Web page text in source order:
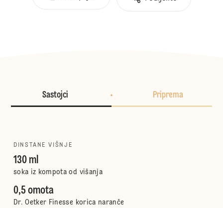
Sastojci Priprema
DINSTANE VIŠNJE
130 ml
soka iz kompota od višanja
0,5 omota
Dr. Oetker Finesse korica naranče